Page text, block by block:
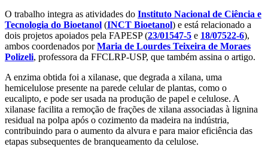
O trabalho integra as atividades do Instituto Nacional de Ciência e
Tecnologia do Bioetanol (INCT Bioetanol) e está relacionado a
dois projetos apoiados pela FAPESP (23/01547-5 e 18/07522-6),
ambos coordenados porMaria de Lourdes Teixeira de Moraes
Polizeli, professora da FFCLRP-USP, que também assina o artigo.
A enzima obtida foi a xilanase, que degrada a xilana, uma
hemicelulose presente na parede celular de plantas, como o
eucalipto, e pode ser usada na produção de papel e celulose. A
xilanase facilita a remoção de frações de xilana associadas à lignina
residual na polpa após o cozimento da madeira na indústria,
contribuindo para o aumento da alvura e para maior eficiência das
etapas subsequentes de branqueamento da celulose.